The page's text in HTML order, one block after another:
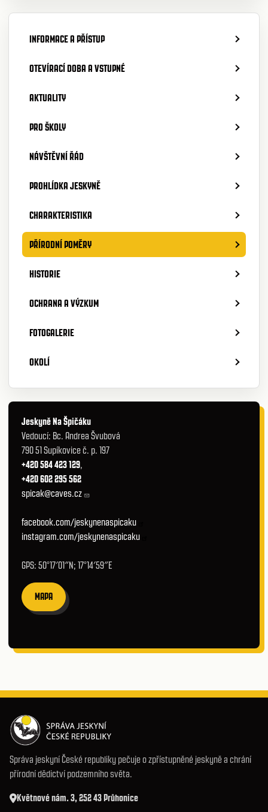
INFORMACE A PŘÍSTUP
OTEVÍRACÍ DOBA A VSTUPNÉ
AKTUALITY
PRO ŠKOLY
NÁVŠTĚVNÍ ŘÁD
PROHLÍDKA JESKYNĚ
CHARAKTERISTIKA
PŘÍRODNÍ POMĚRY
HISTORIE
OCHRANA A VÝZKUM
FOTOGALERIE
OKOLÍ
Jeskyně Na Špičáku
Vedoucí: Bc. Andrea Švubová
790 51 Supíkovice č. p. 197
+420 584 423 129,
+420 602 295 562
spicak@caves.cz
facebook.com/jeskynenaspicaku
instagram.com/jeskynenaspicaku
GPS: 50°17′01″N; 17°14′59″E
MAPA
Správa jeskyní České republiky pečuje o zpřístupněné jeskyně a chrání
přírodní dědictví podzemního světa.
Květnové nám. 3, 252 43 Průhonice